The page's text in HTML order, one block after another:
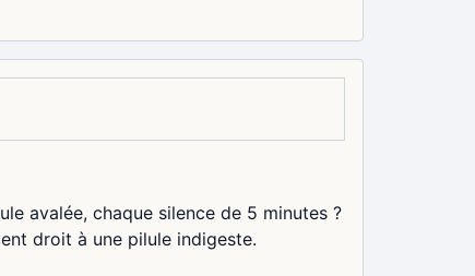
avalée, chaque silence de 5 minutes ?
droit à une pilule indigeste.